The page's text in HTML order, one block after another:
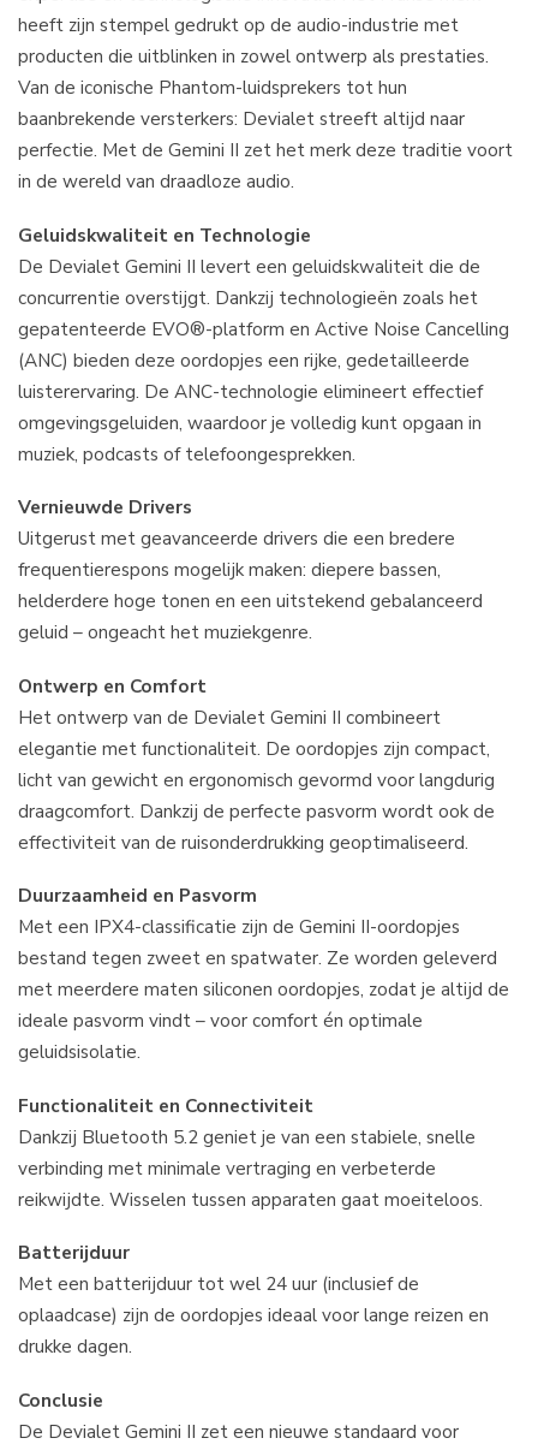
heeft zijn stempel gedrukt op de audio-industrie met
producten die uitblinken in zowel ontwerp als prestaties.
Van de iconische Phantom-luidsprekers tot hun
baanbrekende versterkers: Devialet streeft altijd naar
perfectie. Met de Gemini II zet het merk deze traditie voort
in de wereld van draadloze audio.
Geluidskwaliteit en Technologie
De Devialet Gemini II levert een geluidskwaliteit die de
concurrentie overstijgt. Dankzij technologieën zoals het
gepatenteerde EVO®-platform en Active Noise Cancelling
(ANC) bieden deze oordopjes een rijke, gedetailleerde
luisterervaring. De ANC-technologie elimineert effectief
omgevingsgeluiden, waardoor je volledig kunt opgaan in
muziek, podcasts of telefoongesprekken.
Vernieuwde Drivers
Uitgerust met geavanceerde drivers die een bredere
frequentierespons mogelijk maken: diepere bassen,
helderdere hoge tonen en een uitstekend gebalanceerd
geluid – ongeacht het muziekgenre.
Ontwerp en Comfort
Het ontwerp van de Devialet Gemini II combineert
elegantie met functionaliteit. De oordopjes zijn compact,
licht van gewicht en ergonomisch gevormd voor langdurig
draagcomfort. Dankzij de perfecte pasvorm wordt ook de
effectiviteit van de ruisonderdrukking geoptimaliseerd.
Duurzaamheid en Pasvorm
Met een IPX4-classificatie zijn de Gemini II-oordopjes
bestand tegen zweet en spatwater. Ze worden geleverd
met meerdere maten siliconen oordopjes, zodat je altijd de
ideale pasvorm vindt – voor comfort én optimale
geluidsisolatie.
Functionaliteit en Connectiviteit
Dankzij Bluetooth 5.2 geniet je van een stabiele, snelle
verbinding met minimale vertraging en verbeterde
reikwijdte. Wisselen tussen apparaten gaat moeiteloos.
Batterijduur
Met een batterijduur tot wel 24 uur (inclusief de
oplaadcase) zijn de oordopjes ideaal voor lange reizen en
drukke dagen.
Conclusie
De Devialet Gemini II zet een nieuwe standaard voor